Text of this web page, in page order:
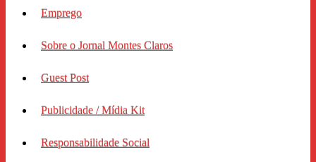
Emprego
Sobre o Jornal Montes Claros
Guest Post
Publicidade / Mídia Kit
Responsabilidade Social